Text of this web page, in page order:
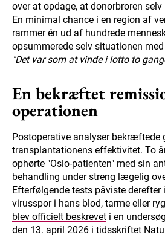
over at opdage, at donorbroren
En minimal chance i en region af
rammer én ud af hundrede
opsummerede selv situationen
"Det var som at vinde i lotto to
En bekræftet
operationen
Postoperative analyser bekræftede
transplantationens effektivitet. To
ophørte "Oslo-patienten" med sin
behandling under streng lægelig
Efterfølgende tests påviste derefter
virusspor i hans blod, tarme eller
blev officielt beskrevet i en
den 13. april 2026 i tidsskriftet